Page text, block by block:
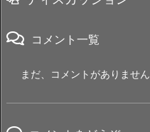
コメント一覧
まだ、コメントがありません